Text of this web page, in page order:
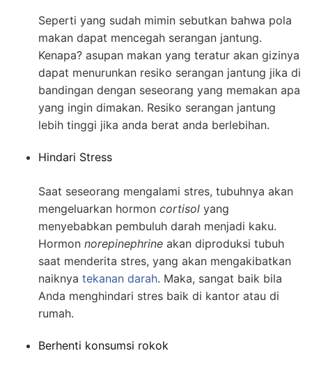
Seperti yang sudah mimin sebutkan bahwa pola
makan dapat mencegah serangan jantung.
Kenapa? asupan makan yang teratur akan gizinya
dapat menurunkan resiko serangan jantung jika di
bandingan dengan seseorang yang memakan apa
yang ingin dimakan. Resiko serangan jantung
lebih tinggi jika anda berat anda berlebihan.
Hindari Stress
Saat seseorang mengalami stres, tubuhnya akan
mengeluarkan hormon cortisol yang
menyebabkan pembuluh darah menjadi kaku.
Hormon norepinephrine akan diproduksi tubuh
saat menderita stres, yang akan mengakibatkan
naiknya tekanan darah. Maka, sangat baik bila
Anda menghindari stres baik di kantor atau di
rumah.
Berhenti konsumsi rokok